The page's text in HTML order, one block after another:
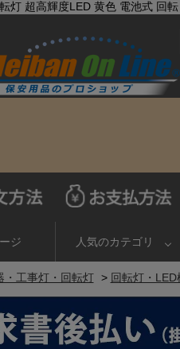
灯 超高輝度LED 黄色 電池式 回
ジ 人気のカテゴリ
・工事灯・回転灯 > 回転灯・LED